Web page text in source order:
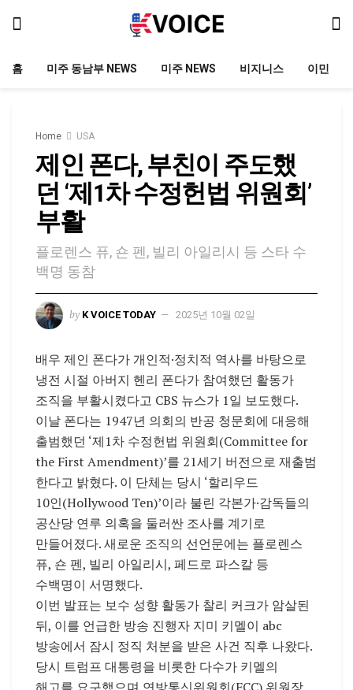
홈 미주 동남부 NEWS 미주 NEWS 비지니스 이민
Home USA
제인 폰다, 부친이 주도했
던 ‘제1차 수정헌법 위원회’
부활
플로렌스 퓨, 숀 펜, 빌리 아일리시 등 스타 수
백명 동참
by K VOICE TODAY 2025년 10월 02일
배우 제인 폰다가 개인적·정치적 역사를 바탕으로
냉전 시절 아버지 헨리 폰다가 참여했던 활동가
조직을 부활시켰다고 CBS 뉴스가 1일 보도했다.
이날 폰다는 1947년 의회의 반공 청문회에 대응해
출범했던 ‘제1차 수정헌법 위원회(Committee for
the First Amendment)’를 21세기 버전으로 재출범
한다고 밝혔다. 이 단체는 당시 ‘할리우드
10인(Hollywood Ten)’이라 불린 각본가·감독들의
공산당 연루 의혹을 둘러싼 조사를 계기로
만들어졌다. 새로운 조직의 선언문에는 플로렌스
퓨, 숀 펜, 빌리 아일리시, 페드로 파스칼 등
수백명이 서명했다.
이번 발표는 보수 성향 활동가 찰리 커크가 암살된
뒤, 이를 언급한 방송 진행자 지미 키멜이 abc
방송에서 잠시 정직 처분을 받은 사건 직후 나왔다.
당시 트럼프 대통령을 비롯한 다수가 키멜의